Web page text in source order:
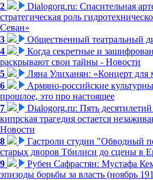
2
Dialogorg.ru: Спасительная
стратегическая роль
Севан»
3
Общественный театральный
4
Когда секретные и
раскрывают свои тайны - Новости
5
Ляна Улиханян: «Концерт
6
Армяно-российские
прошлое, это про настоящее
7
Dialogorg.ru: Пять
кипрская трагедия остается
Новости
8
Гастроли студии "Обводный
старых дворов Тбилиси до сцены в
9
Рубен Сафрастян: Мустафа
эпизоды борьбы за власть (ноябрь